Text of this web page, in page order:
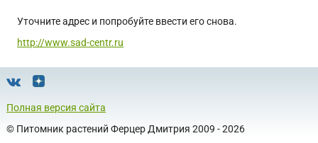
Уточните адрес и попробуйте ввести его снова.
http://www.sad-centr.ru
Полная версия сайта
© Питомник растений Ферцер Дмитрия 2009 - 2026